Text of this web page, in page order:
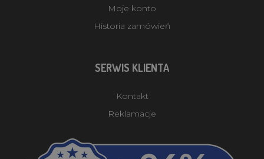
Moje konto
Historia zamówień
SERWIS KLIENTA
Kontakt
Reklamacje